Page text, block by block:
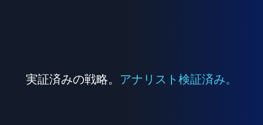
実証済みの戦略。 アナリスト検証済み。